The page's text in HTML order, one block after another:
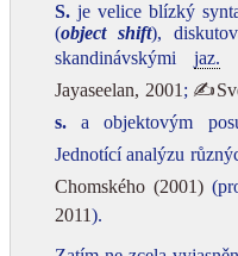
S. je velice blízký
(object shift),
skandinávskýmijaz.
Jayaseelan, 2001 ;
s. a objektovým
Jednotící analýzu
Chomského (2001)
2011).